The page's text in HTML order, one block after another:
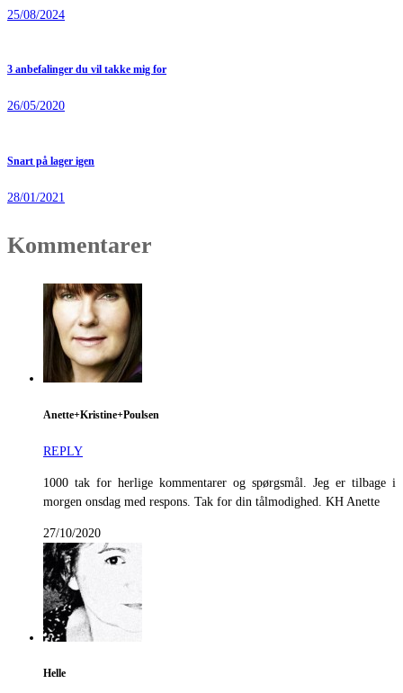
25/08/2024
3 anbefalinger du vil takke mig for
26/05/2020
Snart på lager igen
28/01/2021
Kommentarer
Anette+Kristine+Poulsen
REPLY
1000 tak for herlige kommentarer og spørgsmål. Jeg er tilbage i
morgen onsdag med respons. Tak for din tålmodighed. KH Anette
27/10/2020
Helle